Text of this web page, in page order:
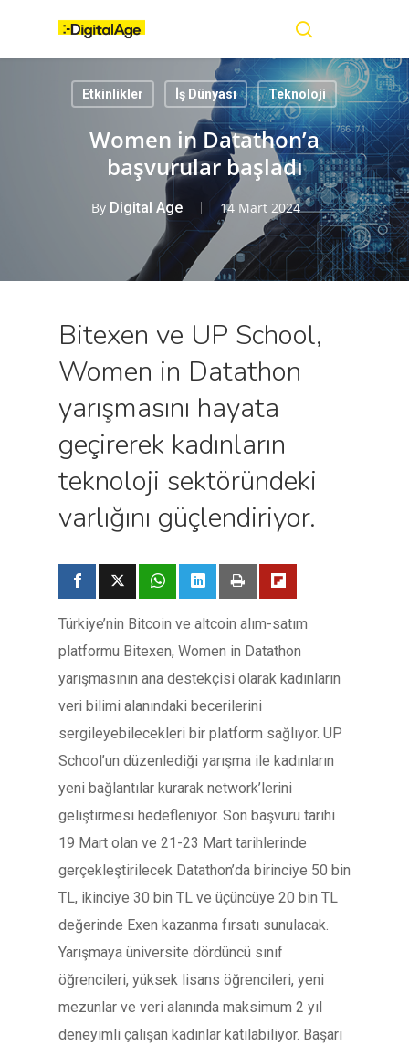
content
Etkinlikler İş Dünyası Teknoloji
Women in Datathon’a
başvurular başladı
By Digital Age 14 Mart 2024
Bitexen ve UP School,
Women in Datathon
yarışmasını hayata
geçirerek kadınların
teknoloji sektöründeki
varlığını güçlendiriyor.
Türkiye’nin Bitcoin ve altcoin alım-satım
platformu Bitexen, Women in Datathon
yarışmasının ana destekçisi olarak kadınların
veri bilimi alanındaki becerilerini
sergileyebilecekleri bir platform sağlıyor. UP
School’un düzenlediği yarışma ile kadınların
yeni bağlantılar kurarak network’lerini
geliştirmesi hedefleniyor. Son başvuru tarihi
19 Mart olan ve 21-23 Mart tarihlerinde
gerçekleştirilecek Datathon’da birinciye 50 bin
TL, ikinciye 30 bin TL ve üçüncüye 20 bin TL
değerinde Exen kazanma fırsatı sunulacak.
Yarışmaya üniversite dördüncü sınıf
öğrencileri, yüksek lisans öğrencileri, yeni
mezunlar ve veri alanında maksimum 2 yıl
deneyimli çalışan kadınlar katılabiliyor. Başarı